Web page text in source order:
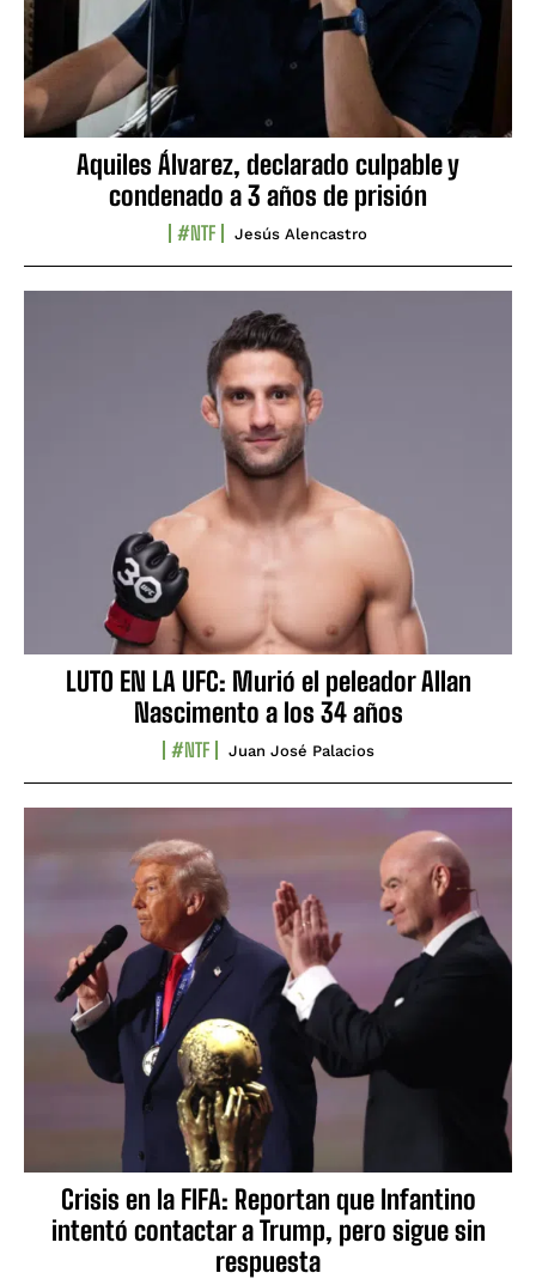
Aquiles Álvarez, declarado culpable y
condenado a 3 años de prisión
#NTF Jesús Alencastro
LUTO EN LA UFC: Murió el peleador Allan
Nascimento a los 34 años
#NTF Juan José Palacios
Crisis en la FIFA: Reportan que Infantino
intentó contactar a Trump, pero sigue sin
respuesta